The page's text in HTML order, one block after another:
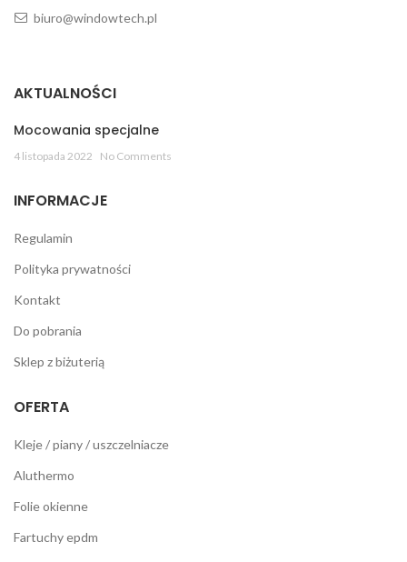
biuro@windowtech.pl
AKTUALNOŚCI
Mocowania specjalne
4 listopada 2022 No Comments
INFORMACJE
Regulamin
Polityka prywatności
Kontakt
Do pobrania
Sklep z biżuterią
OFERTA
Kleje / piany / uszczelniacze
Aluthermo
Folie okienne
Fartuchy epdm